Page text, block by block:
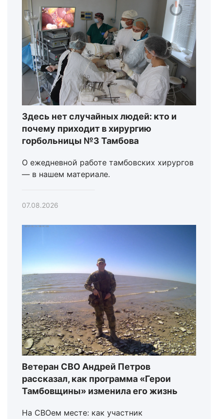
Здесь нет случайных людей: кто и
почему приходит в хирургию
горбольницы №3 Тамбова
О ежедневной работе тамбовских хирургов
— в нашем материале.
07.08.2026
Ветеран СВО Андрей Петров
рассказал, как программа «Герои
Тамбовщины» изменила его жизнь
На СВОем месте: как участник